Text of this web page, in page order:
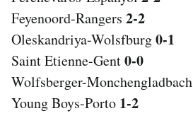
Feyenoord-Rangers 2-2
Oleskandriya-Wolsfburg0-1
Saint Etienne-Gent0-0
Wolfsberger-Monchengladbach
Young Boys-Porto 1-2